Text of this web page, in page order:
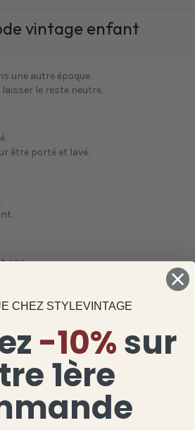
vintage enfant
une autre époque.
le reste neutre.
être porté et lavé.
pas.
CHEZ STYLEVINTAGE
-10%sur
1ère